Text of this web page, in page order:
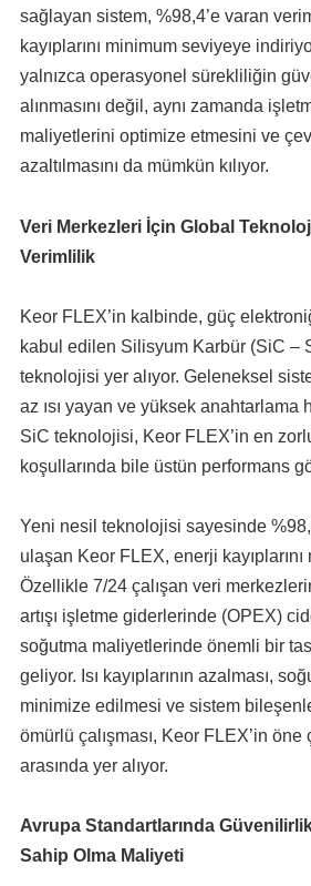
sağlayan sistem, %98,4’e varan
kayıplarını minimum seviyeye
yalnızca operasyonel sürekliliğin
alınmasını değil, aynı zamanda
maliyetlerini optimize etmesini ve
azaltılmasını da mümkün kılıyor.
Veri Merkezleri İçin Global
Verimlilik
Keor FLEX’in kalbinde, güç
kabul edilen Silisyum Karbür (SiC –
teknolojisi yer alıyor. Geleneksel
az ısı yayan ve yüksek anahtarlama
SiC teknolojisi, Keor FLEX’in en
koşullarında bile üstün performans
Yeni nesil teknolojisi sayesinde
ulaşan Keor FLEX, enerji
Özellikle 7/24 çalışan veri
artışı işletme giderlerinde (OPEX)
soğutma maliyetlerinde önemli bir
geliyor. Isı kayıplarının azalması,
minimize edilmesi ve sistem
ömürlü çalışması, Keor FLEX’in öne
arasında yer alıyor.
Avrupa Standartlarında
Sahip Olma Maliyeti